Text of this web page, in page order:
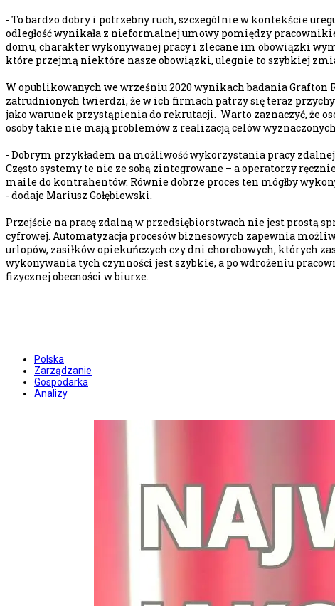
- To bardzo dobry i potrzebny ruch, szczególnie w kontekście
odległość wynikała z nieformalnej umowy pomiędzy
domu, charakter wykonywanej pracy i zlecane im obowiązki
które przejmą niektóre nasze obowiązki, ulegnie to szybkiej
W opublikowanych we wrześniu 2020 wynikach badania Grafton
zatrudnionych twierdzi, że w ich firmach patrzy się teraz
jako warunek przystąpienia do rekrutacji. Warto zaznaczyć, że
osoby takie nie mają problemów z realizacją celów
- Dobrym przykładem na możliwość wykorzystania pracy
Często systemy te nie ze sobą zintegrowane – a operatorzy
maile do kontrahentów. Równie dobrze proces ten mógłby
- dodaje Mariusz Gołębiewski.
Przejście na pracę zdalną w przedsiębiorstwach nie jest prostą
cyfrowej. Automatyzacja procesów biznesowych zapewnia
urlopów, zasiłków opiekuńczych czy dni chorobowych, których
wykonywania tych czynności jest szybkie, a po wdrożeniu
fizycznej obecności w biurze.
Polska
Zarządzanie
Gospodarka
Analizy